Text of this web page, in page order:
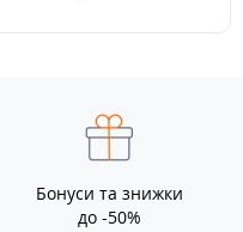
Бонуси та знижки
до -50%